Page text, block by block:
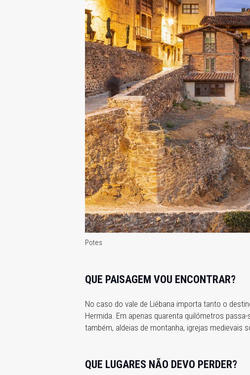
Potes
QUE PAISAGEM VOU ENCONTRAR?
No caso do vale de Liébana importa tanto o
Hermida. Em apenas quarenta quilómetros
também, aldeias de montanha, igrejas medievais
QUE LUGARES NÃO DEVO PERDER?